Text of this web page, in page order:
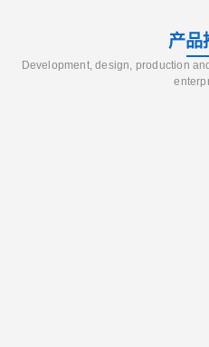
产品
Development, design, production